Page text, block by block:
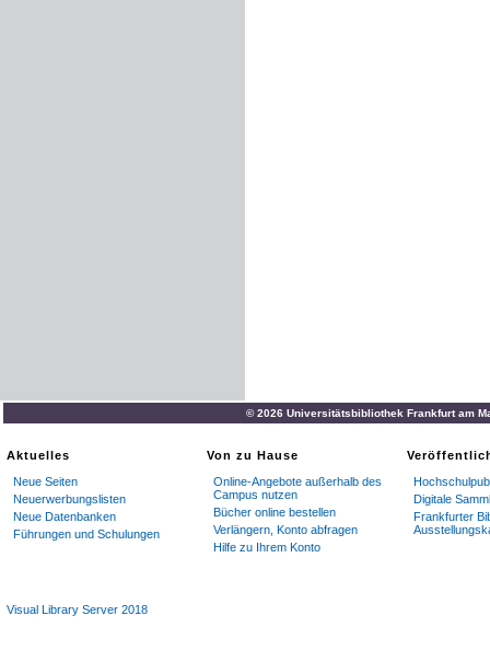
© 2026 Universitätsbibliothek Frankfurt am
Aktuelles
Neue Seiten
Neuerwerbungslisten
Neue Datenbanken
Führungen und Schulungen
Von zu Hause
Online-Angebote außerhalb des
Campus nutzen
Bücher online bestellen
Verlängern, Konto abfragen
Hilfe zu Ihrem Konto
Digitale
Frankfurter
Visual Library Server 2018